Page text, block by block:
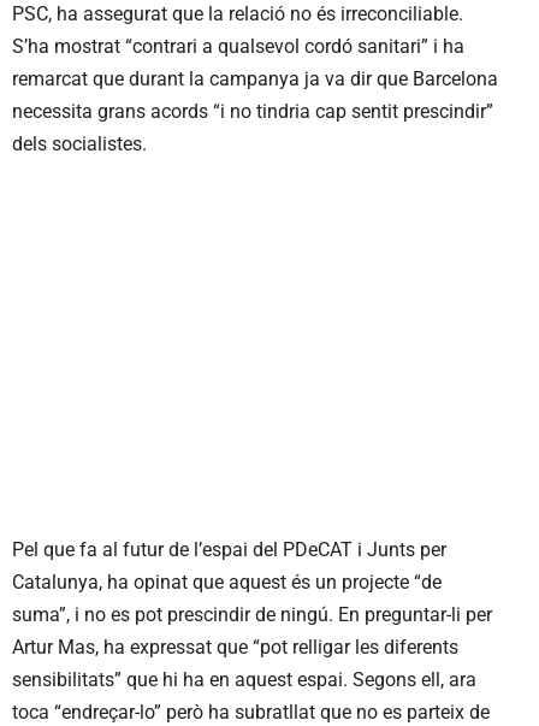
PSC, ha assegurat que la relació no és irreconciliable.
S’ha mostrat “contrari a qualsevol cordó sanitari” i ha
remarcat que durant la campanya ja va dir que Barcelona
necessita grans acords “i no tindria cap sentit prescindir”
dels socialistes.
Pel que fa al futur de l’espai del PDeCAT i Junts per
Catalunya, ha opinat que aquest és un projecte “de
suma”, i no es pot prescindir de ningú. En preguntar-li per
Artur Mas, ha expressat que “pot relligar les diferents
sensibilitats” que hi ha en aquest espai. Segons ell, ara
toca “endreçar-lo” però ha subratllat que no es parteix de